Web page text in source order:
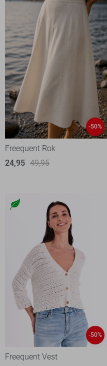
-50%
Freequent Rok
24,95 49,95
-50%
Freequent Vest